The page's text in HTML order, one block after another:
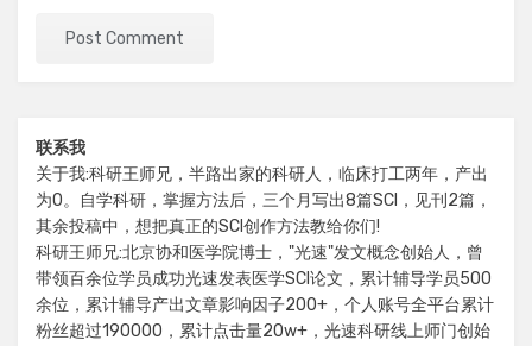
联系我
关于我:科研王师兄，半路出家的科研人，临床打工两年，产出
为0。自学科研，掌握方法后，三个月写出8篇SCI，见刊2篇，
其余投稿中，想把真正的SCI创作方法教给你们!
科研王师兄:北京协和医学院博士，"光速"发文概念创始人，曾
带领百余位学员成功光速发表医学SCI论文，累计辅导学员500
余位，累计辅导产出文章影响因子200+，个人账号全平台累计
粉丝超过190000，累计点击量20w+，光速科研线上师门创始